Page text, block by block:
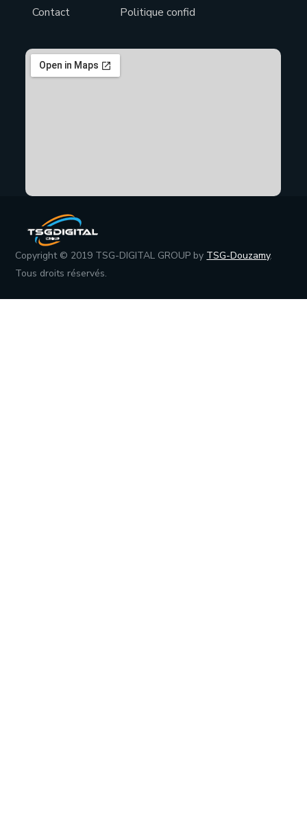
Contact
Politique confid
Copyright © 2019 TSG-DIGITAL GROUP by TSG-Douzamy.
Tous droits réservés.